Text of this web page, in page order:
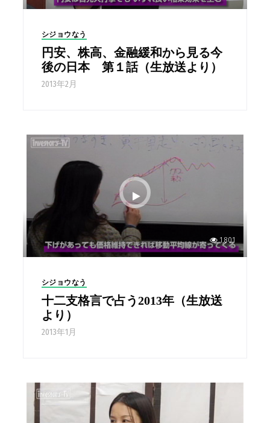
シジョウなう
円安、株高、金融緩和から見る今
後の日本 第１話（生放送より）
2013年2月
1,801
シジョウなう
十二支格言で占う2013年（生放送
より）
2013年1月